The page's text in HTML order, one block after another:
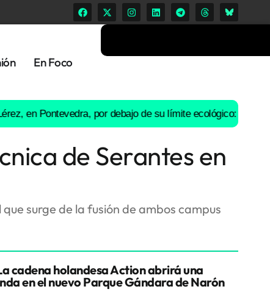
En Foco
por debajo de su límite ecológico: Ence suspende
de Serantes en
surge de la fusión de ambos campus
cadena holandesa Action abrirá una
en el nuevo Parque Gándara de Narón